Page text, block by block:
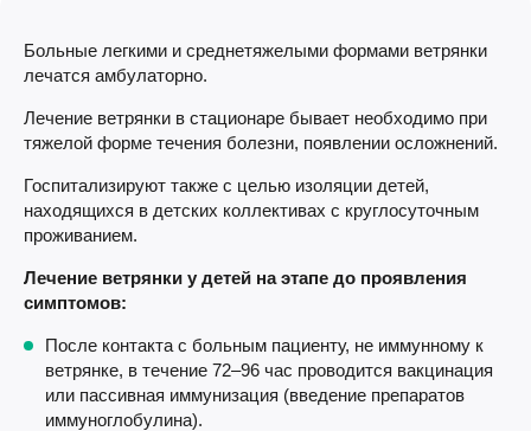
Больные легкими и среднетяжелыми формами ветрянки
лечатся амбулаторно.
Лечение ветрянки в стационаре бывает необходимо при
тяжелой форме течения болезни, появлении осложнений.
Госпитализируют также с целью изоляции детей,
находящихся в детских коллективах с круглосуточным
проживанием.
Лечение ветрянки у детей на этапе до проявления
симптомов:
После контакта с больным пациенту, не иммунному к
ветрянке, в течение 72–96 час проводится вакцинация
или пассивная иммунизация (введение препаратов
иммуноглобулина).